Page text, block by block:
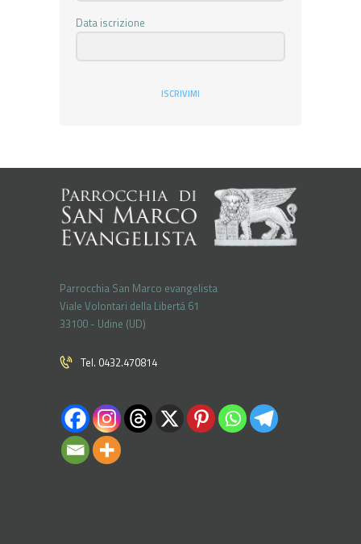
Data iscrizione
ISCRIVIMI
Parrocchia San Marco evangelista
Viale Volontari della Libertá 61
33100 - Udine (UD)
Tel. 0432.470814